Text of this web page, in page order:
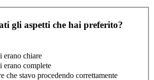
gli aspetti che hai preferito?
erano chiare
erano complete
che stavo procedendo correttamente